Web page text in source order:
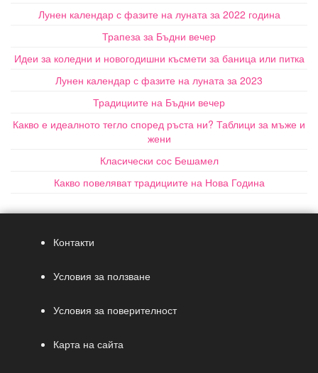
Лунен календар с фазите на луната за 2022 година
Трапеза за Бъдни вечер
Идеи за коледни и новогодишни късмети за баница или питка
Лунен календар с фазите на луната за 2023
Традициите на Бъдни вечер
Какво е идеалното тегло според ръста ни? Таблици за мъже и
жени
Класически сос Бешамел
Какво повеляват традициите на Нова Година
Контакти
Условия за ползване
Условия за поверителност
Карта на сайта